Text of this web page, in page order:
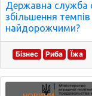
Державна служба
збільшення
найдорожчими?
Бізнес Риба Їжа